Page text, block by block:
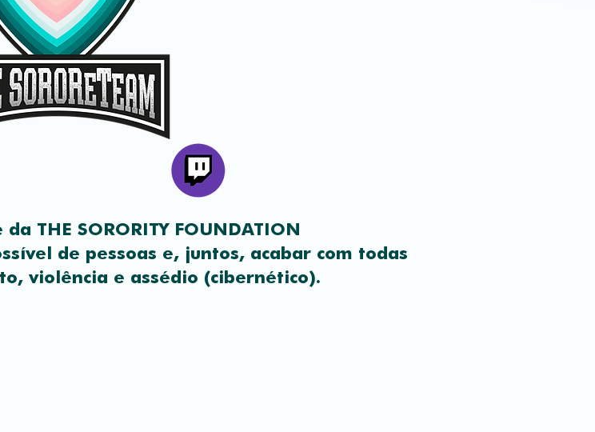
THE SORORITY FOUNDATION
de pessoas e, juntos, acabar com todas
violência e assédio (cibernético).